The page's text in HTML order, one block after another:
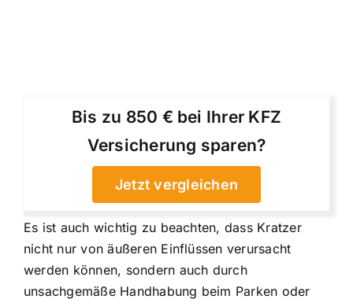
Bis zu 850 € bei Ihrer KFZ
Versicherung sparen?
Jetzt vergleichen
Es ist auch wichtig zu beachten, dass Kratzer
nicht nur von äußeren Einflüssen verursacht
werden können, sondern auch durch
unsachgemäße Handhabung beim Parken oder